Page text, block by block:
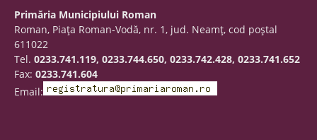
Primăria Municipiului Roman
Roman, Piaţa Roman-Vodă, nr. 1, jud. Neamţ, cod poştal
611022
Tel. 0233.741.119, 0233.744.650, 0233.742.428, 0233.741.652
Fax: 0233.741.604
Email: